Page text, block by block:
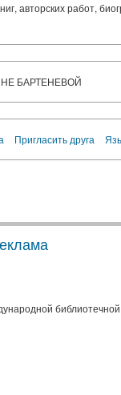
авторских работ,
БАРТЕНЕВОЙ
Пригласить друга